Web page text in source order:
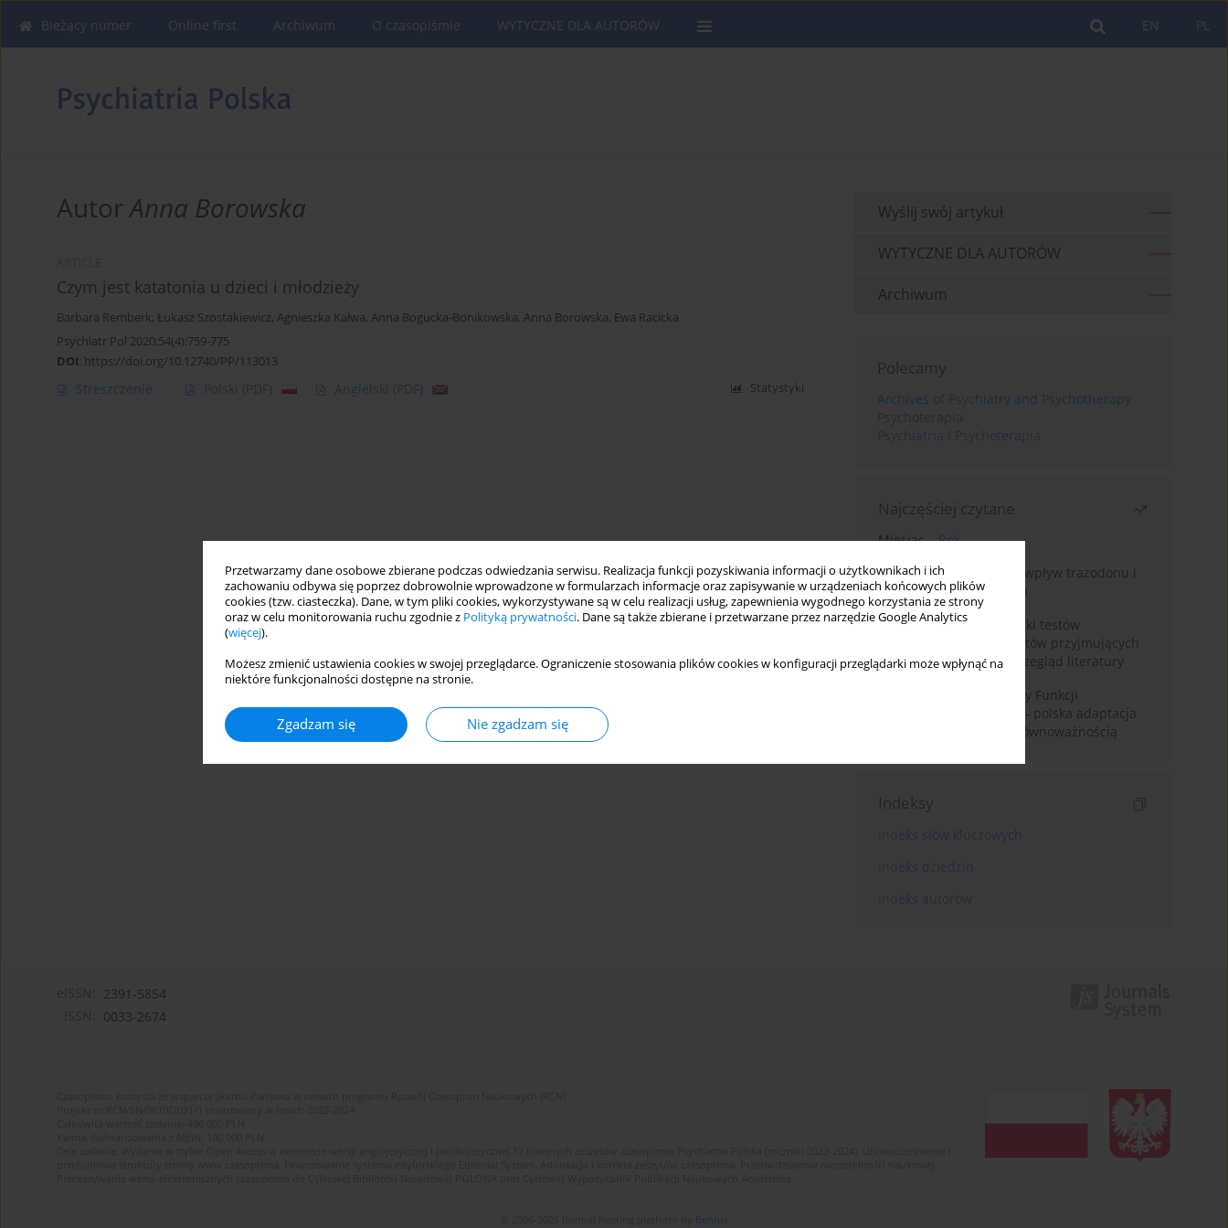
Przetwarzamy dane osobowe zbierane podczas odwiedzania serwisu. Realizacja funkcji pozyskiwania informacji o użytkownikach i ich
zachowaniu odbywa się poprzez dobrowolnie wprowadzone w formularzach informacje oraz zapisywanie w urządzeniach końcowych plików
cookies (tzw. ciasteczka). Dane, w tym pliki cookies, wykorzystywane są w celu realizacji usług, zapewnienia wygodnego korzystania ze strony
oraz w celu monitorowania ruchu zgodnie z Polityką prywatności. Dane są także zbierane i przetwarzane przez narzędzie Google Analytics
(więcej).
Możesz zmienić ustawienia cookies w swojej przeglądarce. Ograniczenie stosowania plików cookies w konfiguracji przeglądarki może wpłynąć na
niektóre funkcjonalności dostępne na stronie.
Zgadzam się Nie zgadzam się
PL
EN
Bieżący numer Online first Archiwum O czasopiśmie WYTYCZNE DLA AUTORÓW
AutorAnna Borowska
Czym jest katatonia u dzieci i młodzieży
Barbara Remberk, Łukasz Szostakiewicz, Agnieszka Kałwa, Anna Bogucka-Bonikowska, Anna Borowska, Ewa Racicka
Psychiatr Pol 2020;54(4):759-775
DOI: https://doi.org/10.12740/PP/113013
Streszczenie Polski (PDF) Angielski (PDF) Statystyki
Wyślij swój artykuł
WYTYCZNE DLA AUTORÓW
Archiwum
Polecamy
Archives of Psychiatry and Psychotherapy
Psychoterapia
Psychiatria i Psychoterapia
Najczęściej czytane
Miesiąc
Rok
Leczenie bezsenności – wpływ trazodonu i
leków nasennych na sen
Fałszywie dodatnie wyniki testów
narkotykowych u pacjentów przyjmujących
leki psychotropowe – przegląd literatury
Montrealska Skala Oceny Funkcji
Poznawczych MoCA 7.2.– polska adaptacja
metody i badania nad równoważnością
Indeksy
Indeks słów kluczowych
Indeks dziedzin
Indeks autorów
2391-5854
0033-2674
Bentus